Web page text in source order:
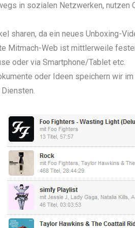
in sozialen Netzwerken, nutzen
sharen, da ein neues Unboxing-
Mitmach-Web ist mittlerweile
oder via Smartphone/Tablet etc.
oder Ideen speichern wir